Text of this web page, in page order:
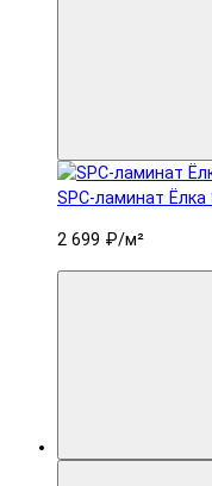
SPC-ламинат
2 699 ₽/м²